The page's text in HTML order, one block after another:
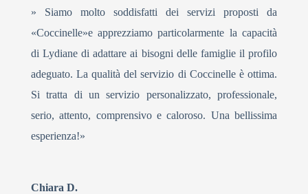
» Siamo molto soddisfatti dei servizi proposti da
«Coccinelle»e apprezziamo particolarmente la capacità
di Lydiane di adattare ai bisogni delle famiglie il profilo
adeguato. La qualità del servizio di Coccinelle è ottima.
Si tratta di un servizio personalizzato, professionale,
serio, attento, comprensivo e caloroso. Una bellissima
esperienza!»
Chiara D.